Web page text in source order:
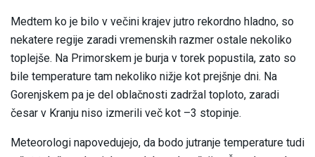
Medtem ko je bilo v večini krajev jutro rekordno hladno, so
nekatere regije zaradi vremenskih razmer ostale nekoliko
toplejše. Na Primorskem je burja v torek popustila, zato so
bile temperature tam nekoliko nižje kot prejšnje dni. Na
Gorenjskem pa je del oblačnosti zadržal toploto, zaradi
česar v Kranju niso izmerili več kot –3 stopinje.
Meteorologi napovedujejo, da bodo jutranje temperature tudi